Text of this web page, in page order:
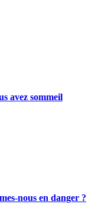
avez sommeil
nous en danger ?